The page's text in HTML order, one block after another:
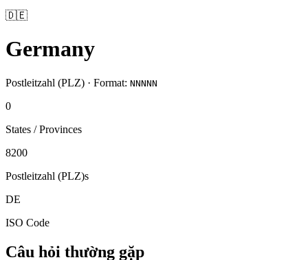
🇩🇪
Germany
Postleitzahl (PLZ) · Format: NNNNN
0
States / Provinces
8200
Postleitzahl (PLZ)s
DE
ISO Code
Câu hỏi thường gặp